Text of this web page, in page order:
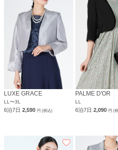
LUXE GRACE
LL〜3L
6泊7日 2,590 円 (税込)
PALME D'OR
LL
6泊7日2,090円 (